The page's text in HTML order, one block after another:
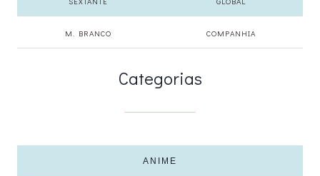
M. BRANCO COMPANHIA
Categorias
ANIME